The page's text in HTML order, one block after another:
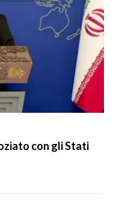
con gli Stati